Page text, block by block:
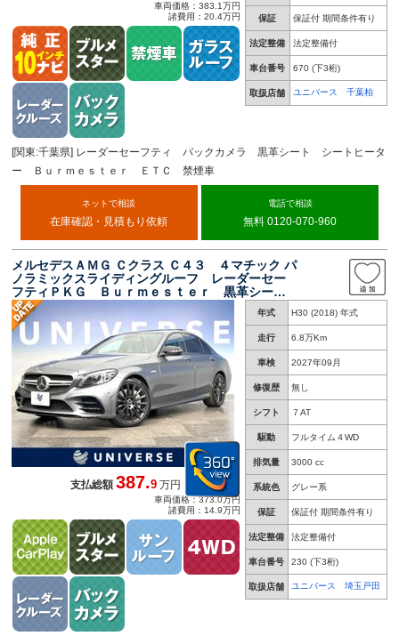
保証 保証付 期間条件有り
法定整備 法定整備付
車台番号 670 (下3桁)
取扱店舗 ユニバース 千葉柏
車両価格：383.1万円
諸費用：20.4万円
[関東:千葉県] レーダーセーフティ バックカメラ 黒革シート シートヒータ
ー Ｂｕｒｍｅｓｔｅｒ ＥＴＣ 禁煙車
ネットで相談
在庫確認・見積もり依頼
電話で相談
無料 0120-070-960
メルセデスＡＭＧ Ｃクラス Ｃ４３ ４マチック パ
ノラミックスライディングルーフ レーダーセー
フティＰＫＧ Ｂｕｒｍｅｓｔｅｒ 黒革シー
ト ヘッドアップディスプレイ コックピットデ
ィスプレイ カープレイ バックカメラ クリア
ランスソナー
年式 H30 (2018) 年式
走行 6.8万Km
車検 2027年09月
修復歴 無し
シフト ７AT
駆動 フルタイム４WD
排気量 3000 cc
系統色 グレー系
保証 保証付 期間条件有り
法定整備 法定整備付
車台番号 230 (下3桁)
取扱店舗 ユニバース 埼玉戸田
支払総額387.9 万円
車両価格：373.0万円
諸費用：14.9万円